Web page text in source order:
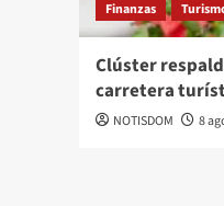
Finanzas
Clúster
carretera
NOTISDOM 8